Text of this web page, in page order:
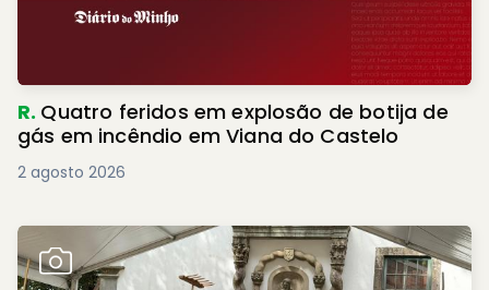
R. Quatro feridos em explosão de botija de
gás em incêndio em Viana do Castelo
2 agosto 2026